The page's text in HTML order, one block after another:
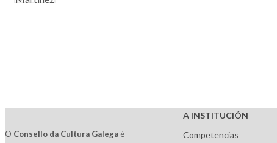
O Consello da Cultura Galega é
A INSTITUCIÓN
Competencias